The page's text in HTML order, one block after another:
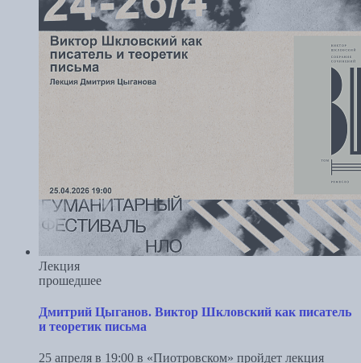
Лекция
прошедшее
Дмитрий Цыганов. Виктор Шкловский как писатель
и теоретик письма
25 апреля в 19:00 в «Пиотровском» пройдет лекция